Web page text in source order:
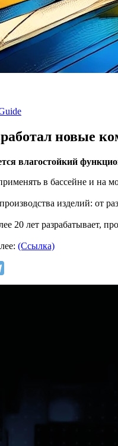
новые
влагостойкий
в бассейне и на
изделий: от
20 лет разрабатывает,
(Ссылка)